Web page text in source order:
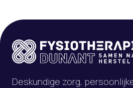
Deskundige zorg,